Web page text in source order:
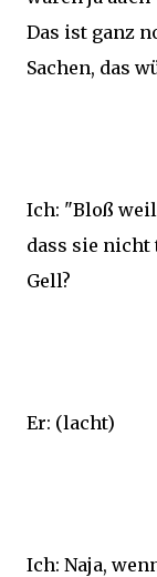
Das ist ganz
Sachen, das
Ich: "Bloß
dass sie
Gell?
Er: (lacht)
Ich: Naja,